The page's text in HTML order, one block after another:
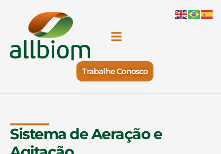
Trabalhe Conosco
Sistema de Aeração e